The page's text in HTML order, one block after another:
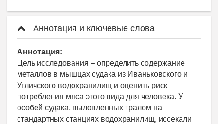
Аннотация и ключевые слова
Аннотация:
Цель исследования – определить содержание
металлов в мышцах судака из Иваньковского и
Угличского водохранилищ и оценить риск
потребления мяса этого вида для человека. У
особей судака, выловленных тралом на
стандартных станциях водохранилищ, иссекали